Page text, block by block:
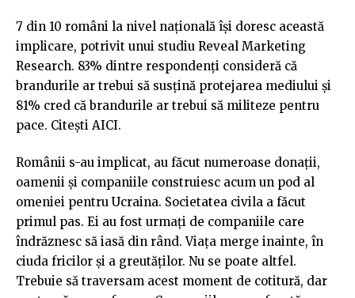
7 din 10 români la nivel națională își doresc această
implicare, potrivit unui studiu Reveal Marketing
Research. 83% dintre respondenți consideră că
brandurile ar trebui să susțină protejarea mediului și
81% cred că brandurile ar trebui să militeze pentru
pace. Citești AICI.
Românii s-au implicat, au făcut numeroase donații,
oamenii și companiile construiesc acum un pod al
omeniei pentru Ucraina. Societatea civila a făcut
primul pas. Ei au fost urmați de companiile care
îndrăznesc să iasă din rând. Viața merge inainte, în
ciuda fricilor și a greutăților. Nu se poate altfel.
Trebuie să traversam acest moment de cotitură, dar